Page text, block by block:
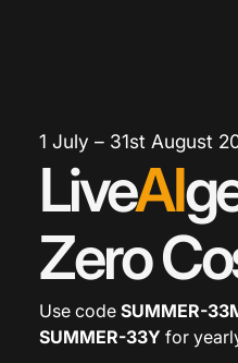
1 July – 31st August
LiveAI
Zero
Use code SUMMER-
SUMMER-33Y for